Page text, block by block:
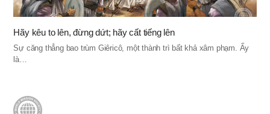
Hãy kêu to lên, đừng dứt; hãy cất tiếng lên
Sự căng thẳng bao trùm Giêricô, một thành trì bất khả xâm phạm. Ấy
là…